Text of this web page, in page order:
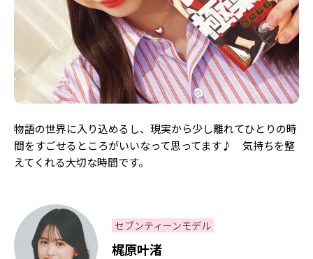
物語の世界に入り込めるし、現実から少し離れてひとりの時
間をすごせるところがいいなって思ってます♪ 気持ちを整
えてくれる大切な時間です。
セブンティーンモデル
梶原叶渚